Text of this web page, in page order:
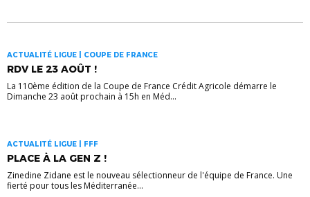
ACTUALITÉ LIGUE | COUPE DE FRANCE
RDV LE 23 AOÛT !
La 110ème édition de la Coupe de France Crédit Agricole démarre le
Dimanche 23 août prochain à 15h en Méd...
ACTUALITÉ LIGUE | FFF
PLACE À LA GEN Z !
Zinedine Zidane est le nouveau sélectionneur de l'équipe de France. Une
fierté pour tous les Méditerranée...